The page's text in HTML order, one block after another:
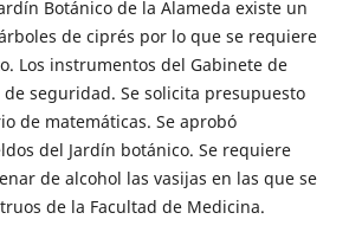
Botánico de la Alameda existe un
de ciprés por lo que se requiere
Los instrumentos del Gabinete de
seguridad. Se solicita presupuesto
de matemáticas. Se aprobó
del Jardín botánico. Se requiere
de alcohol las vasijas en las que se
de la Facultad de Medicina.